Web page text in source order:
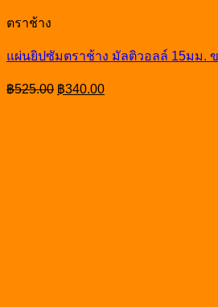
ตราช้าง
แผ่นยิปซัมตราช้าง มัลติวอลล์ 15มม.
฿525.00 Original
price
฿340.00Current
price